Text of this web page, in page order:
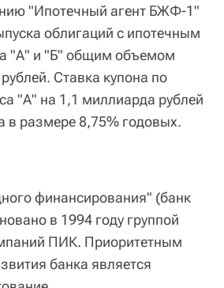
"Ипотечный агент БЖФ-1"
облигаций с ипотечным
"А" и "Б" общим объемом
Ставка купона по
"А" на 1,1 миллиарда рублей
в размере 8,75% годовых.
финансирования" (банк
в 1994 году группой
ПИК. Приоритетным
банка является